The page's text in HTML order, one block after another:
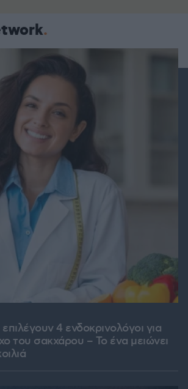
4 ενδοκρινολόγοι για
του σακχάρου – Το ένα μειώνει